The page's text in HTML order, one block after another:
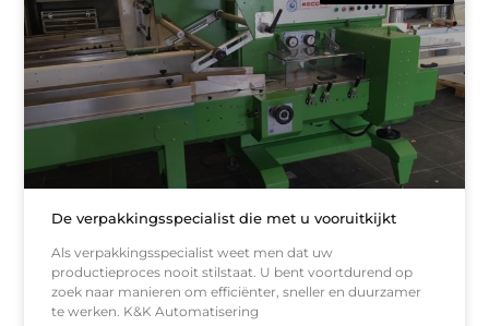
De verpakkingsspecialist die met u vooruitkijkt
Als verpakkingsspecialist weet men dat uw
productieproces nooit stilstaat. U bent voortdurend op
zoek naar manieren om efficiënter, sneller en duurzamer
te werken. K&K Automatisering